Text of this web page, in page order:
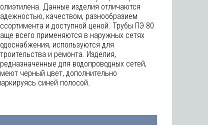
Данные изделия отличаются
качеством, разнообразием
и доступной ценой. Трубы ПЭ 80
всего применяются в наружных сетях
используются для
и ремонта. Изделия,
для водопроводных сетей,
черный цвет, дополнительно
синей полосой.